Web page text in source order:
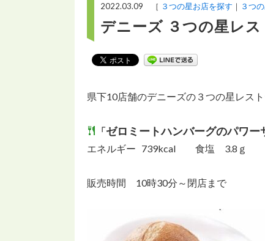
2022.03.09 ［ ３つの星お店を探す ３つ
デニーズ ３つの星レ
県下10店舗のデニーズの３つの星レス
「ゼロミートハンバーグのパワー
エネルギー 739kcal 食塩 3.8ｇ
販売時間 10時30分～閉店まで